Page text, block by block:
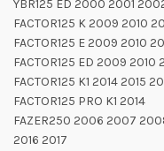
YBR125 ED 2000 2001
FACTOR125 K 2009 2010
FACTOR125 E 2009 2010
FACTOR125 ED 2009 2010
FACTOR125 K1 2014 2015
FACTOR125 PRO K1 2014
FAZER250 2006 2007
2016 2017